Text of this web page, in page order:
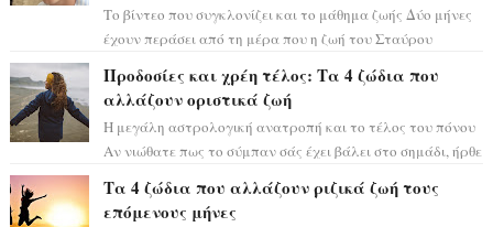
Το βίντεο που συγκλονίζει και το μάθημα ζωής Δύο μήνες
έχουν περάσει από τη μέρα που η ζωή του Σταύρου
Προδοσίες και χρέη τέλος: Τα 4 ζώδια που
αλλάζουν οριστικά ζωή
Η μεγάλη αστρολογική ανατροπή και το τέλος του πόνου
Αν νιώθατε πως το σύμπαν σάς έχει βάλει στο σημάδι, ήρθε
Τα 4 ζώδια που αλλάζουν ριζικά ζωή τους
επόμενους μήνες